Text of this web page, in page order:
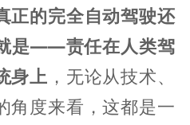
正的完全自动驾驶还
是——责任在人类驾
身上 ，无论从技术、
角度来看，这都是一